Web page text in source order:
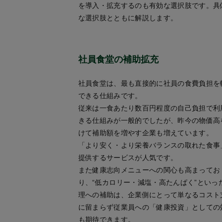
を導入・拡充するのも有効な選択肢です。具
な選択肢とともに解説します。
社員食堂の補助拡充
社員食堂は、最も直接的に社員の食費負担を
できる仕組みです。
従来は一食あたり数百円程度の自己負担で利
きる仕組みが一般的でしたが、昨今の物価高
けて補助額を増やす企業も増えています。
「より安く・より栄養バランスの取れた食事
提供するサービスが人気です。
また健康志向メニューへの関心も高まってお
り、“低カロリー・減塩・高たんぱく”といっ
理への補助は、企業側にとって単なるコスト
に留まらず従業員への「健康投資」としての
も期待できます。